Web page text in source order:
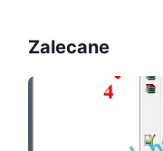
Zalecane